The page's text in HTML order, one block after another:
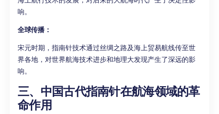
响。
全球传播：
宋元时期，指南针技术通过丝绸之路及海上贸易航线传至世
界各地，对世界航海技术进步和地理大发现产生了深远的影
响。
三、中国古代指南针在航海领域的革
命作用